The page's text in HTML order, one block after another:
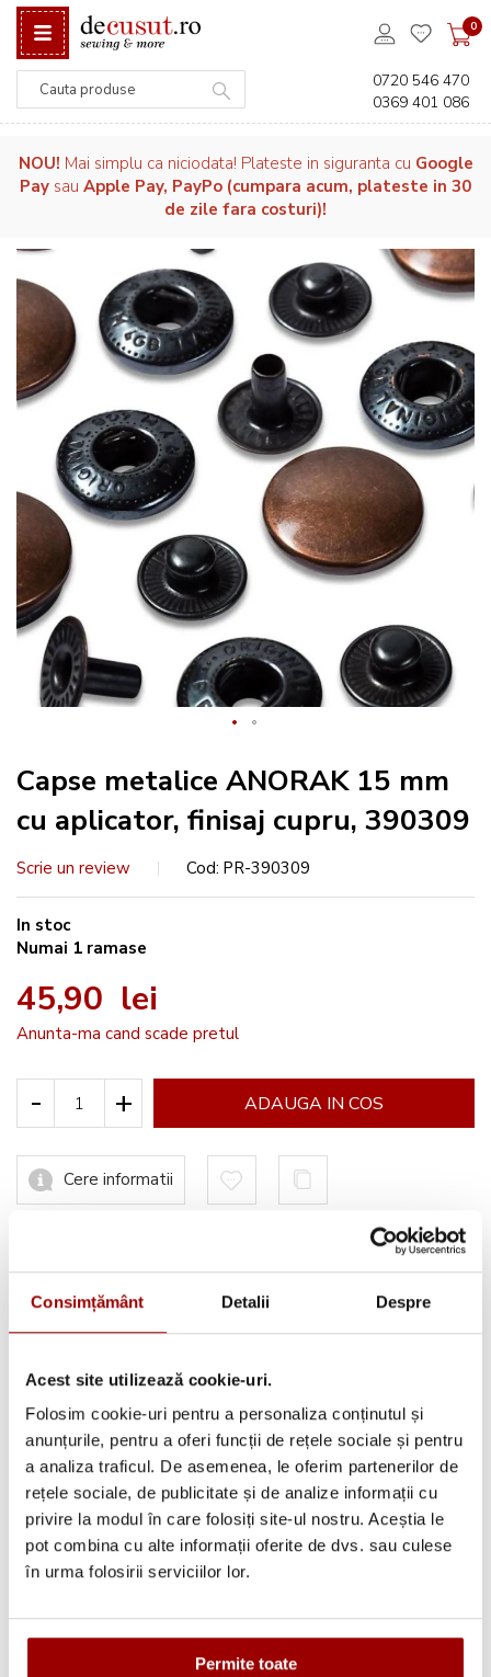
Consimțământ Detalii Despre
Acest site utilizează cookie-uri.
Folosim cookie-uri pentru a personaliza conținutul și
anunțurile, pentru a oferi funcții de rețele sociale și pentru
a analiza traficul. De asemenea, le oferim partenerilor de
rețele sociale, de publicitate și de analize informații cu
privire la modul în care folosiți site-ul nostru. Aceștia le
pot combina cu alte informații oferite de dvs. sau culese
în urma folosirii serviciilor lor.
Permite toate
0
0720 546 470
0369 401 086
NOU! Mai simplu ca niciodata! Plateste in siguranta cu Google
Pay sau Apple Pay, PayPo (cumpara acum, plateste in 30
de zile fara costuri)!
Capse metalice ANORAK 15 mm
cu aplicator, finisaj cupru, 390309
Scrie un review Cod PR-390309
In stoc
Numai 1 ramase
45,90 lei
Anunta-ma cand scade pretul
- + ADAUGA IN COS
Cere informatii
Informatii conformitate produs
Avantajele tale:
Consultanta profesionala
Deschidere coletla livrare
Pana la12 ratefara dobanda
Retur in 14 zile
Urmareste-ne pe: